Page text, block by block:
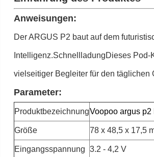
Anweisungen:
Der ARGUS P2 baut auf dem
Intelligenz.SchnellladungDieses
vielseitiger Begleiter für den täglichen
Parameter:
ProduktbezeichnungVoopoo argus p2
Größe 78 x 48,5 x 17,5
Eingangsspannung 3.2 - 4,2 V